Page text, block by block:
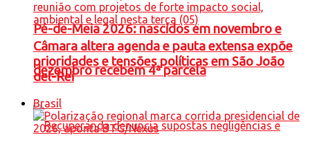
Pé-de-Meia 2026: nascidos em novembro e
dezembro recebem 4ª parcela
Câmara altera agenda e pauta extensa expõe
prioridades e tensões políticas em São João
del-Rei
Brasil